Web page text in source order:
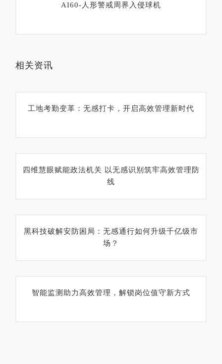
AI60-人形警戒周界入侵球机
相关资讯
工地考勤变革：无感打卡，开启高效管理新时代
四维慧眼赋能政法机关 以无感识别筑牢高效管理防
线
黑科技破解安防困局：无感通行如何升级千亿级市
场？
智能监测助力高效管理，解锁岗位值守新方式